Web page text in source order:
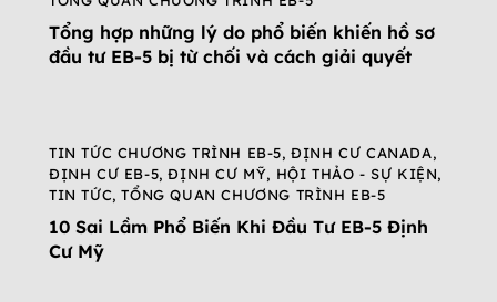
Tổng hợp những lý do phổ biến khiến hồ sơ
đầu tư EB-5 bị từ chối và cách giải quyết
TIN TỨC CHƯƠNG TRÌNH EB-5,ĐỊNH CƯ CANADA,
ĐỊNH CƯ EB-5,ĐỊNH CƯ MỸ, HỘI THẢO - SỰ KIỆN,
TIN TỨC,TỔNG QUAN CHƯƠNG TRÌNH EB-5
10 Sai Lầm Phổ Biến Khi Đầu Tư EB-5 Định
Cư Mỹ